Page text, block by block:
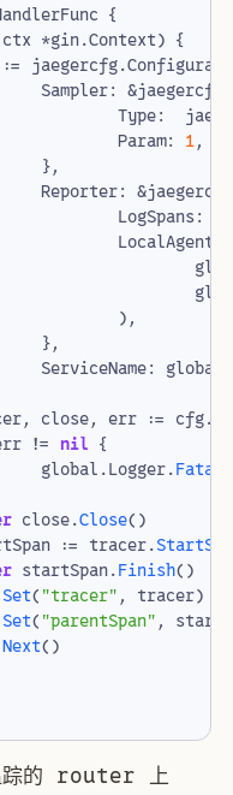
{
ctx *gin.Context) {
:= jaegercfg.
Sampler: &jaegercfg
Type:
Param: 1,
},
Reporter: &jaegercfg
LogSpans:
),
},
ServiceName: global
, close, err := cfg.
!= nil {
global.Logger.Fatal
close.Close()
:= tracer.
startSpan.Finish()
Set("tracer", tracer)
Set("parentSpan",
Next()
踪的 router 上